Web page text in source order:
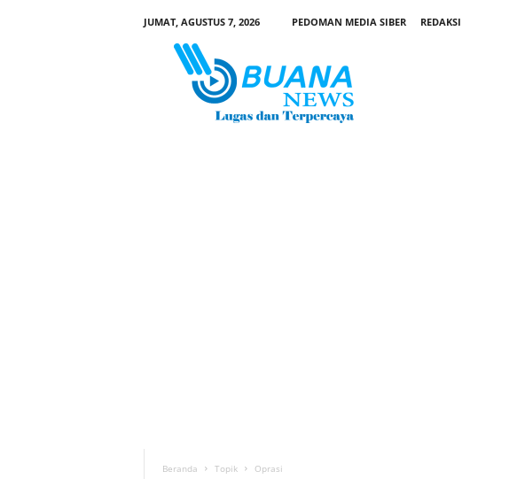
JUMAT, AGUSTUS 7, 2026 PEDOMAN MEDIA SIBER
REDAKSI
Beranda Topik Oprasi